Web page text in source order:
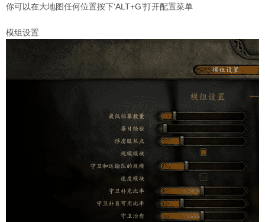
你可以在大地图任何位置按下‘ALT+G’打开配置菜单
模组设置